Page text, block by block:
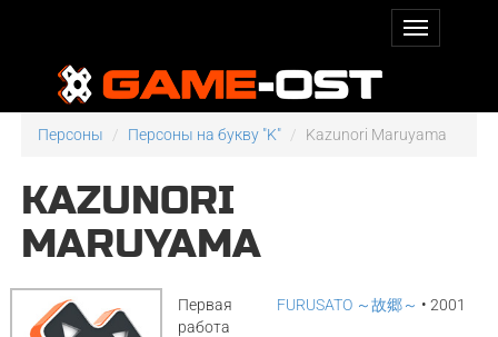
Персоны Персоны на букву "K" Kazunori Maruyama
KAZUNORI
MARUYAMA
Первая
работа
FURUSATO ～故郷～ • 2001